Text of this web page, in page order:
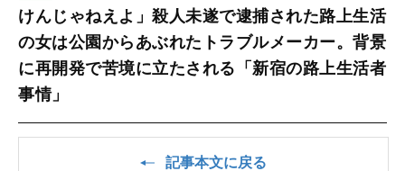
けんじゃねえよ」殺人未遂で逮捕された路上生活
の女は公園からあぶれたトラブルメーカー。背景
に再開発で苦境に立たされる「新宿の路上生活者
事情」
記事本文に戻る